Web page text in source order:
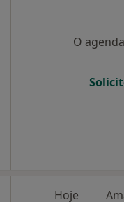
O
Hoje